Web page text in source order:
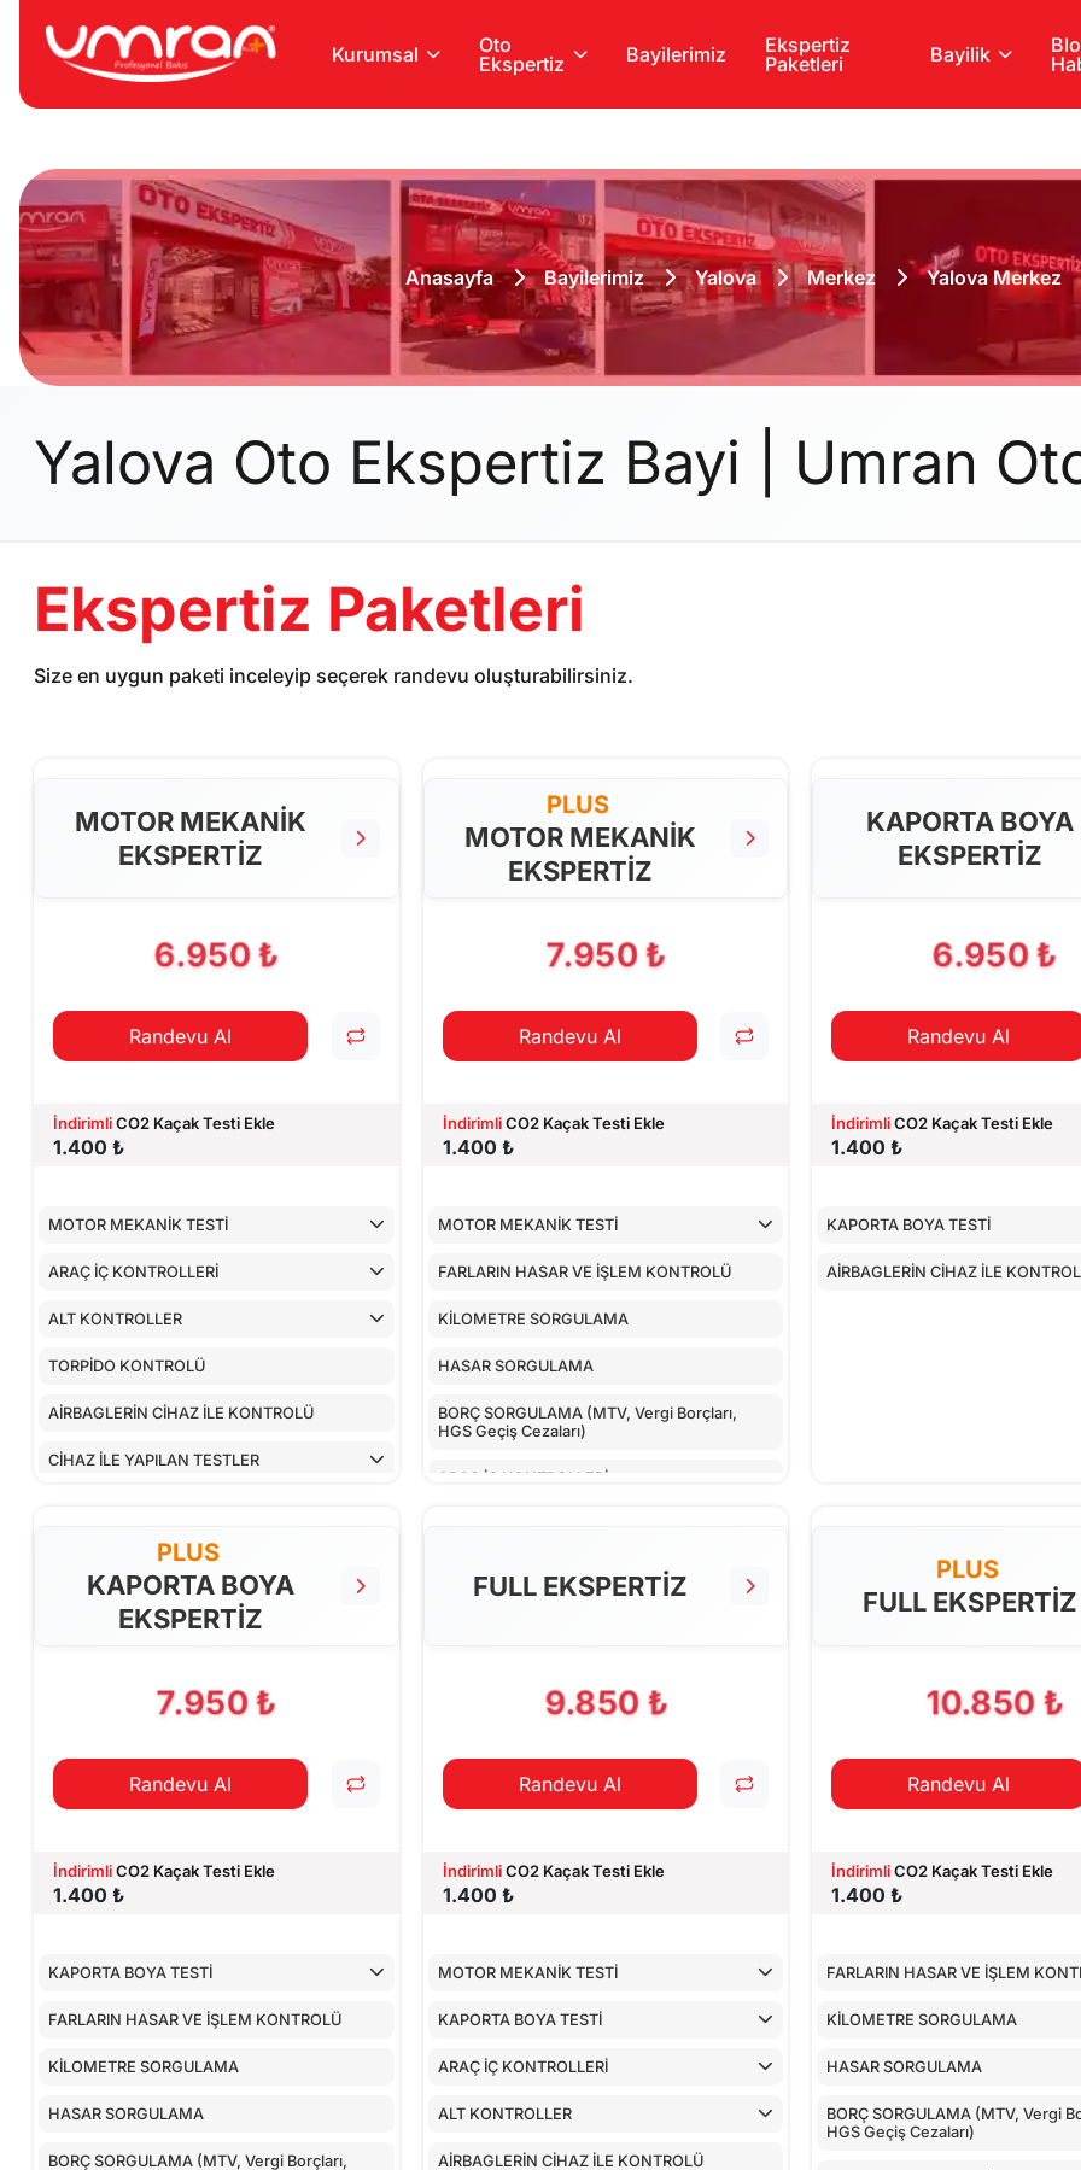
Kurumsal
Oto
Ekspertiz
Bayilerimiz
Ekspertiz
Paketleri
Bayilik
Anasayfa Bayilerimiz Yalova Merkez Yalova Merkez
Yalova Oto Ekspertiz Bayi | Umran
Ekspertiz Paketleri
Size en uygun paketi inceleyip seçerek randevu oluşturabilirsiniz.
MOTOR MEKANİK
EKSPERTİZ
6.950 ₺
Randevu Al
İndirimliCO2 Kaçak Testi Ekle
1.400 ₺
MOTOR MEKANİK TESTİ
ARAÇ İÇ KONTROLLERİ
ALT KONTROLLER
TORPİDO KONTROLÜ
AİRBAGLERİN CİHAZ İLE KONTROLÜ
CİHAZ İLE YAPILAN TESTLER
PLUS
MOTOR MEKANİK
EKSPERTİZ
7.950 ₺
Randevu Al
İndirimliCO2 Kaçak Testi Ekle
1.400 ₺
MOTOR MEKANİK TESTİ
FARLARIN HASAR VE İŞLEM KONTROLÜ
KİLOMETRE SORGULAMA
HASAR SORGULAMA
BORÇ SORGULAMA (MTV, Vergi Borçları,
HGS Geçiş Cezaları)
ARAÇ İÇ KONTROLLERİ
TORPİDO KONTROLÜ
KAPORTA BOYA
EKSPERTİZ
6.950 ₺
Randevu Al
İndirimliCO2 Kaçak Testi Ekle
1.400 ₺
KAPORTA BOYA TESTİ
AİRBAGLERİN CİHAZ İLE
PLUS
KAPORTA BOYA
EKSPERTİZ
7.950 ₺
Randevu Al
İndirimliCO2 Kaçak Testi Ekle
1.400 ₺
KAPORTA BOYA TESTİ
FARLARIN HASAR VE İŞLEM KONTROLÜ
KİLOMETRE SORGULAMA
HASAR SORGULAMA
BORÇ SORGULAMA (MTV, Vergi Borçları,
FULL EKSPERTİZ
9.850 ₺
Randevu Al
İndirimliCO2 Kaçak Testi Ekle
1.400 ₺
MOTOR MEKANİK TESTİ
KAPORTA BOYA TESTİ
ARAÇ İÇ KONTROLLERİ
ALT KONTROLLER
AİRBAGLERİN CİHAZ İLE KONTROLÜ
PLUS
FULL EKSPERTİZ
10.850 ₺
Randevu Al
İndirimliCO2 Kaçak Testi Ekle
1.400 ₺
FARLARIN HASAR VE İŞLEM
KİLOMETRE SORGULAMA
HASAR SORGULAMA
BORÇ SORGULAMA (MTV, Vergi
HGS Geçiş Cezaları)